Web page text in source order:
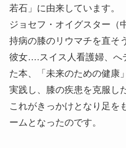
若石」に由来しています。
ジョセフ・オイグスター
持病の膝のリウマチを直そ
彼女….スイス人看護婦、へ
た本、「未来のための健康
実践し、膝の疾患を克服し
これがきっかけとなり足を
ームとなったのです。